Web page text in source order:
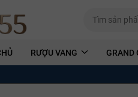
RƯỢU VANG GRAND